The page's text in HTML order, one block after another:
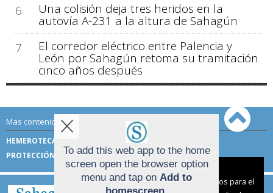
6
Una colisión deja tres heridos en la
autovía A-231 a la altura de Sahagún
7
El corredor eléctrico entre Palencia y
León por Sahagún retoma su tramitación
cinco años después
Mas contenido de Sahagún Digital:
HEMEROTECA
TÉRMINOS DE USO
PROTECCIÓN DE DATOSTo add this web app to the home
screen open the browser option
menu and tap on Add to
homescreen
Aviso sobre el Uso de cookies:
Utilizamos cookies nuestras y de terceros para el